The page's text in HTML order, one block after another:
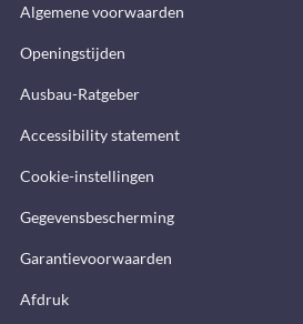
Algemene voorwaarden
Openingstijden
Ausbau-Ratgeber
Accessibility statement
Cookie-instellingen
Gegevensbescherming
Garantievoorwaarden
Afdruk